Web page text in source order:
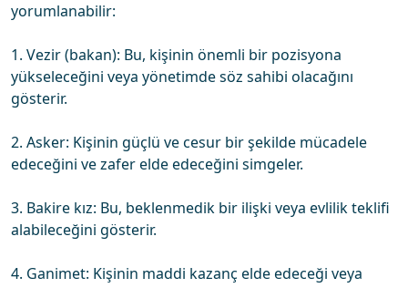
yorumlanabilir:
1. Vezir (bakan): Bu, kişinin önemli bir pozisyona
yükseleceğini veya yönetimde söz sahibi olacağını
gösterir.
2. Asker: Kişinin güçlü ve cesur bir şekilde mücadele
edeceğini ve zafer elde edeceğini simgeler.
3. Bakire kız: Bu, beklenmedik bir ilişki veya evlilik teklifi
alabileceğini gösterir.
4. Ganimet: Kişinin maddi kazanç elde edeceği veya